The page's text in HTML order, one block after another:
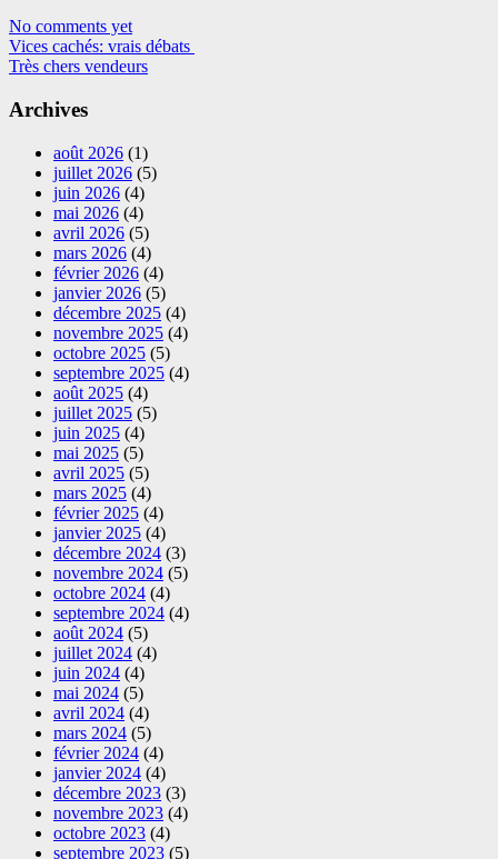
No comments yet
Navigation
d'article
Vices cachés: vrais débats
Très chers vendeurs
Archives
août 2026 (1)
juillet 2026 (5)
juin 2026 (4)
mai 2026 (4)
avril 2026 (5)
mars 2026 (4)
février 2026 (4)
janvier 2026 (5)
décembre 2025 (4)
novembre 2025 (4)
octobre 2025 (5)
septembre 2025 (4)
août 2025 (4)
juillet 2025 (5)
juin 2025 (4)
mai 2025 (5)
avril 2025 (5)
mars 2025 (4)
février 2025 (4)
janvier 2025 (4)
décembre 2024 (3)
novembre 2024 (5)
octobre 2024 (4)
septembre 2024 (4)
août 2024 (5)
juillet 2024 (4)
juin 2024 (4)
mai 2024 (5)
avril 2024 (4)
mars 2024 (5)
février 2024 (4)
janvier 2024 (4)
décembre 2023 (3)
novembre 2023 (4)
octobre 2023 (4)
septembre 2023 (5)